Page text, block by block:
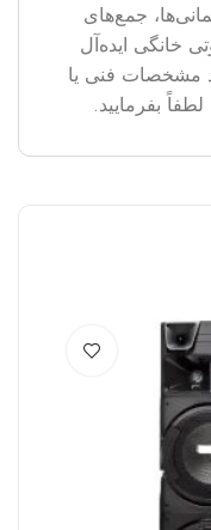
جمع‌های
خانگی ایده‌آل
مشخصات فنی یا
بفرمایید.